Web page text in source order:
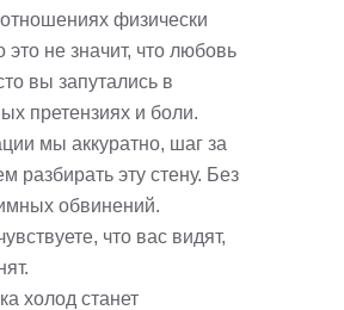
физически
не значит, что любовь
вы запутались в
претензиях и боли.
мы аккуратно, шаг за
разбирать эту стену. Без
обвинений.
что вас видят,
холод станет